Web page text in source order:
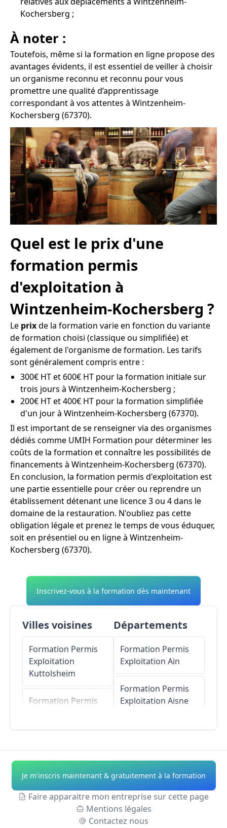
Kochersberg ;
À noter :
Toutefois, même si la formation en ligne propose des
avantages évidents, il est essentiel de veiller à choisir
un organisme reconnu et reconnu pour vous
promettre une qualité d’apprentissage
correspondant à vos attentes à Wintzenheim-
Kochersberg (67370).
Quel est le prix d'une
formation permis
d'exploitation à
Wintzenheim-Kochersberg ?
Le prixde la formation varie en fonction du variante
de formation choisi (classique ou simplifiée) et
également de l'organisme de formation. Les tarifs
sont généralement compris entre :
300€ HT et 600€ HT pour la formation initiale sur
trois jours à Wintzenheim-Kochersberg ;
200€ HT et 400€ HT pour la formation simplifiée
d'un jour à Wintzenheim-Kochersberg (67370).
Il est important de se renseigner via des organismes
dédiés comme UMIH Formation pour déterminer les
coûts de la formation et connaître les possibilités de
financements à Wintzenheim-Kochersberg (67370).
En conclusion, la formation permis d'exploitation est
une partie essentielle pour créer ou reprendre un
établissement détenant une licence 3 ou 4 dans le
domaine de la restauration. N'oubliez pas cette
obligation légale et prenez le temps de vous éduquer,
soit en présentiel ou en ligne à Wintzenheim-
Kochersberg (67370).
Inscrivez-vous à la formation dès maintenant
Villes voisines
Formation Permis
Exploitation
Kuttolsheim
Formation Permis
Formation Permis
Exploitation
Nordheim
Formation Permis
Départements
Formation Permis
Exploitation Ain
Formation Permis
Exploitation Aisne
Formation Permis
ExploitationAlpes-
de-Haute-Provence
Formation Permis
Je m'inscris maintenant & gratuitement à la formation
Faire apparaitre mon entreprise sur cette page
Mentions légales
Contactez nous